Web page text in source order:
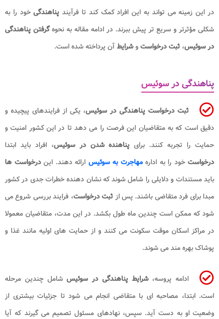
در این زمینه می تواند به این افراد کمک کند تا فرآیند پناهندگیخود را به
شکلی مؤثرتر و سریع تر پیش ببرند. در ادامه مقاله به نحوهگرفتن پناهندگی
در سوئیس، ثبت درخواستوشرایطآن پرداخته شده است.
پناهندگی در سوئیس
ثبت درخواست پناهندگی در سوئیس، یکی از فرایندهای پیچیده و
دقیق است که به متقاضیان این فرصت را می دهد تا در این کشور امنیت و
حمایت را تجربه کنند. برای پناهنده شدن در سوئیس، افراد باید ابتدا
درخواستخود را به ادارهمهاجرت به سوئیس ارائه دهند. ایندرخواست ها
باید مستندات و دلایلی را شامل شوند که نشان دهنده خطرات جدی در کشور
مبدا برای فرد متقاضی باشند. پس از ثبت درخواست، فرایند بررسی شروع می
شود که ممکن است چندین ماه طول بکشد. در این مدت، متقاضیان معمولا
در مراکز اسکان موقت سکونت می کنند و از حمایت های اولیه مانند غذا و
پوشاک بهره مند می شوند.
ادامه پروسه،شرایط پناهندگی در سوئیسشامل چندین مرحله
است. ابتدا، مصاحبه ای با متقاضی انجام می شود تا جزئیات بیشتری از
وضعیت او به دست آید. سپس، نهادهای مسئول تصمیم می گیرند که آیا